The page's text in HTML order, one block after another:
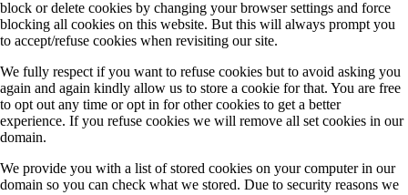
block or delete cookies by changing your browser settings and force
blocking all cookies on this website. But this will always prompt you
to accept/refuse cookies when revisiting our site.
We fully respect if you want to refuse cookies but to avoid asking you
again and again kindly allow us to store a cookie for that. You are free
to opt out any time or opt in for other cookies to get a better
experience. If you refuse cookies we will remove all set cookies in our
domain.
We provide you with a list of stored cookies on your computer in our
domain so you can check what we stored. Due to security reasons we